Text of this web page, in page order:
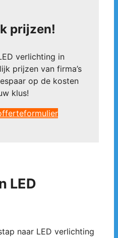
prijzen!
verlichting in
prijzen van firma’s
op de kosten
klus!
LED
naar LED verlichting